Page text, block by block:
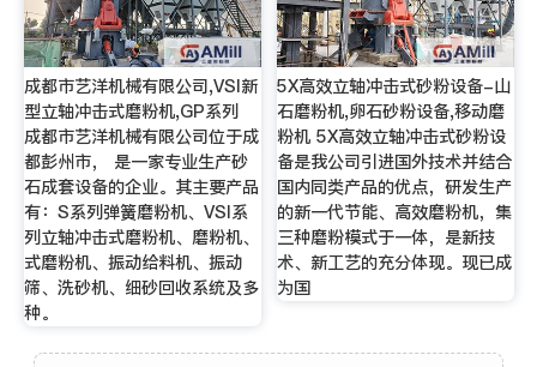
成都市艺洋机械有限公司,VSI新
型立轴冲击式磨粉机,GP系列
成都市艺洋机械有限公司位于成
都彭州市， 是一家专业生产砂
石成套设备的企业。其主要产品
有：S系列弹簧磨粉机、VSI系
列立轴冲击式磨粉机、磨粉机、
式磨粉机、振动给料机、振动
筛、洗砂机、细砂回收系统及多
种。
5X高效立轴冲击式砂粉设备-山
石磨粉机,卵石砂粉设备,移动磨
粉机 5X高效立轴冲击式砂粉设
备是我公司引进国外技术并结合
国内同类产品的优点，研发生产
的新一代节能、高效磨粉机，集
三种磨粉模式于一体，是新技
术、新工艺的充分体现。现已成
为国